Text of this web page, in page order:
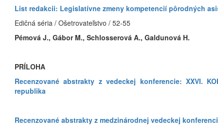
List redakcii: Legislatívne zmeny kompetencií pôrodných
Edičná séria / Ošetrovateľstvo / 52-55
Pémová J., Gábor M., Schlosserová A., Galdunová H.
PRÍLOHA
Recenzované abstrakty z vedeckej konferencie: XXVI.
republika
Recenzované abstrakty z medzinárodnej vedeckej